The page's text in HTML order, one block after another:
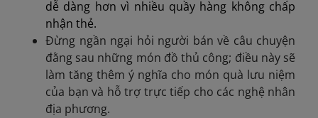
dễ dàng hơn vì nhiều quầy hàng không chấp
nhận thẻ.
Đừng ngần ngại hỏi người bán về câu chuyện
đằng sau những món đồ thủ công; điều này sẽ
làm tăng thêm ý nghĩa cho món quà lưu niệm
của bạn và hỗ trợ trực tiếp cho các nghệ nhân
địa phương.